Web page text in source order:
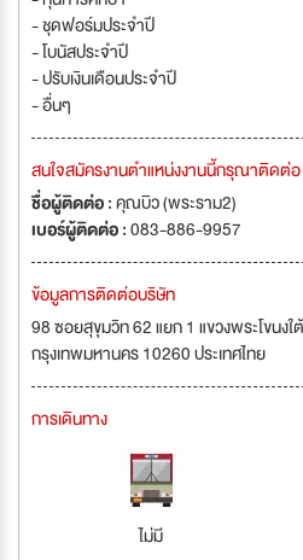
- ชุดฟอร์มประจำปี
- โบนัสประจำปี
- ปรับเงินเดือนประจำปี
- อื่นๆ
สนใจสมัครงานตำแหน่งงานนี้กรุณาติดต่อ
ชื่อผู้ติดต่อ :คุณบิว (พระราม2)
เบอร์ผู้ติดต่อ :083-886-9957
ข้อมูลการติดต่อบริษัท
98 ซอยสุขุมวิท 62 แยก 1 แขวงพระโขนงใ
กรุงเทพมหานคร 10260 ประเทศไทย
การเดินทาง
ไม่มี